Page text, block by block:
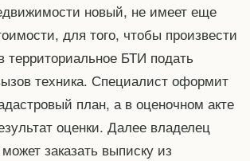
новый, не имеет еще
для того, чтобы произвести
территориальное БТИ подать
техника. Специалист оформит
план, а в оценочном акте
оценки. Далее владелец
заказать выписку из